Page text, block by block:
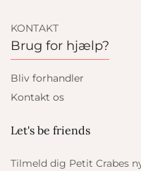
KONTAKT
Brug for hjælp?
Bliv forhandler
Kontakt os
Let's be friends
Tilmeld dig Petit Crabes